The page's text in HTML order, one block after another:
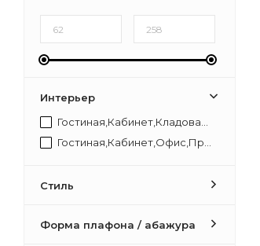
Интерьер
Гостиная,Кабинет,Кладовая,Коридор,Прихожая,Спальня
Гостиная,Кабинет,Офис,Прихожая,Спальня
Стиль
Форма плафона / абажура